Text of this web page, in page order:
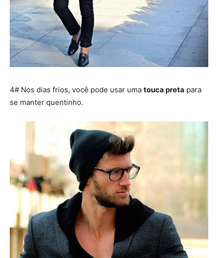
4# Nos dias frios, você pode usar uma touca preta para
se manter quentinho.